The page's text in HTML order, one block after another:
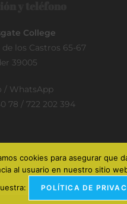
College
los Castros 65-67
39005
/ WhatsApp
78 / 722 202 394
cookies para asegurar que
al usuario en nuestro sitio
POLÍTICA DE